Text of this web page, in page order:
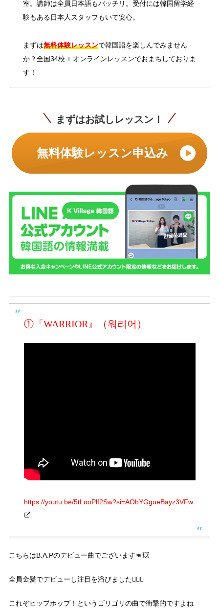
室。講師は全員日本語もバッチリ。受付には韓国留学経
験もある日本人スタッフもいて安心。
まずは無料体験レッスンで韓国語を楽しんでみません
か？全国34校 + オンラインレッスンでおまちしておりま
す！
まずはお試しレッスン！
無料体験レッスン申込み
①『WARRIOR』（워리어）
https://youtu.be/5tLooPlf2Sw?si=AObYGgueBayz3VFw
こちらはB.A.Pのデビュー曲でございます👊💥
全員金髪でデビューし注目を浴びました👱‍♂️✨
これぞヒップホップ！というゴリゴリの曲で衝撃的ですよね